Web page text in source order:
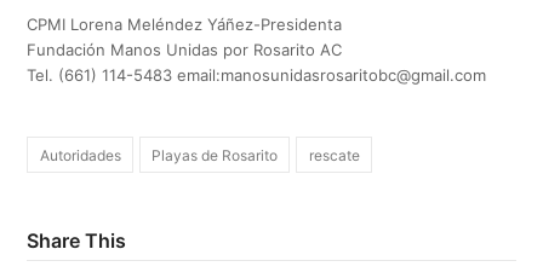
CPMI Lorena Meléndez Yáñez-Presidenta
Fundación Manos Unidas por Rosarito AC
Tel. (661) 114-5483 email:manosunidasrosaritobc@gmail.com
Autoridades Playas de Rosarito rescate
Share This